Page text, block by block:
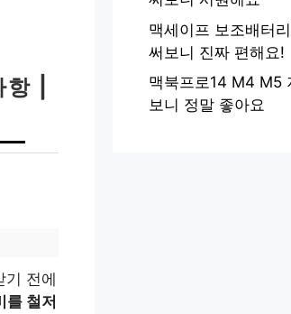
|
전에
를 철저
맥세이프 보조배터
써보니 진짜 편해요!
맥북프로14 M4 M5
보니 정말 좋아요